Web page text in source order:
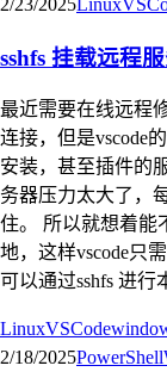
sshfs 挂载远程
最近需要在线远程
连接，但是vscode
安装，甚至插件的
务器压力太大了，
住。 所以就想着能
地，这样vscode只
可以通过sshfs 进行
LinuxVSCode
2/18/2025PowerShell